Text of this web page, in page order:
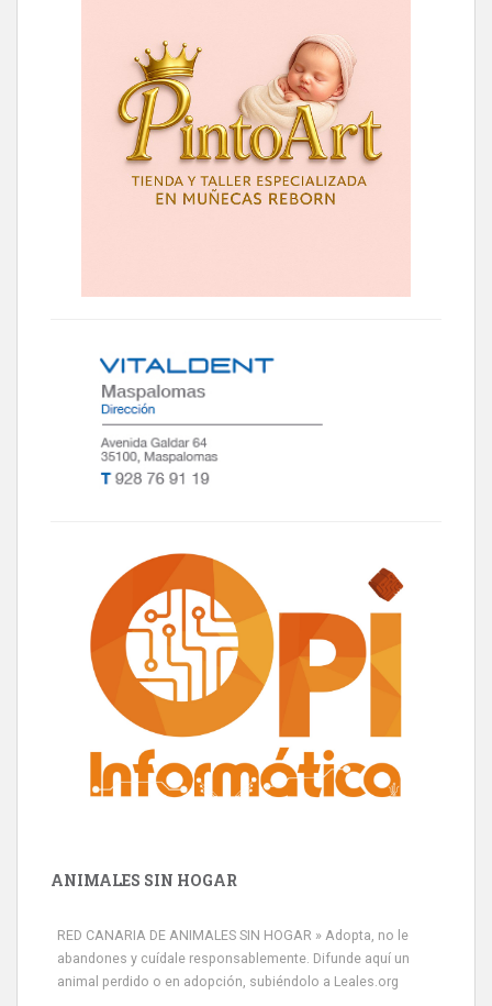
ANIMALES SIN HOGAR
RED CANARIA DE ANIMALES SIN HOGAR » Adopta, no le
abandones y cuídale responsablemente. Difunde aquí un
animal perdido o en adopción, subiéndolo a Leales.org